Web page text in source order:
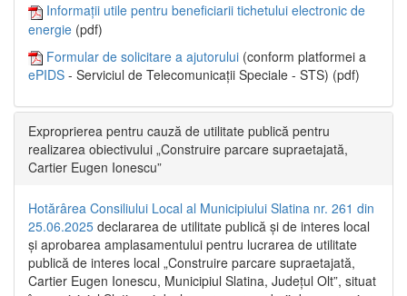
Informații utile pentru beneficiarii tichetului electronic de
energie (pdf)
Formular de solicitare a ajutorului (conform platformei a
ePIDS - Serviciul de Telecomunicații Speciale - STS) (pdf)
Exproprierea pentru cauză de utilitate publică pentru
realizarea obiectivului „Construire parcare supraetajată,
Cartier Eugen Ionescu”
Hotărârea Consiliului Local al Municipiului Slatina nr. 261 din
25.06.2025 declararea de utilitate publică și de interes local
și aprobarea amplasamentului pentru lucrarea de utilitate
publică de interes local „Construire parcare supraetajată,
Cartier Eugen Ionescu, Municipiul Slatina, Județul Olt”, situat